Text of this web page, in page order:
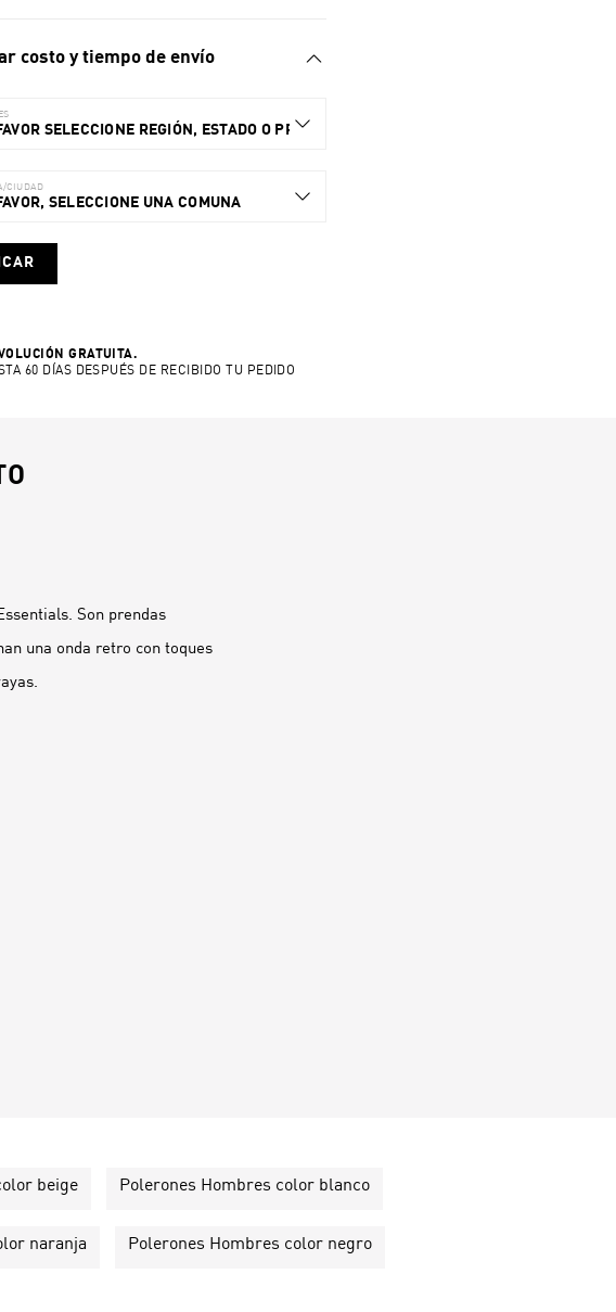
costo y tiempo de envío
SELECCIONE REGIÓN, ESTADO O PROVINCIA.
CIUDAD
SELECCIONE UNA COMUNA
GRATUITA.
60 DÍAS DESPUÉS DE RECIBIDO TU PEDIDO
Son prendas
una onda retro con toques
beige Polerones Hombres color blanco
naranja Polerones Hombres color negro